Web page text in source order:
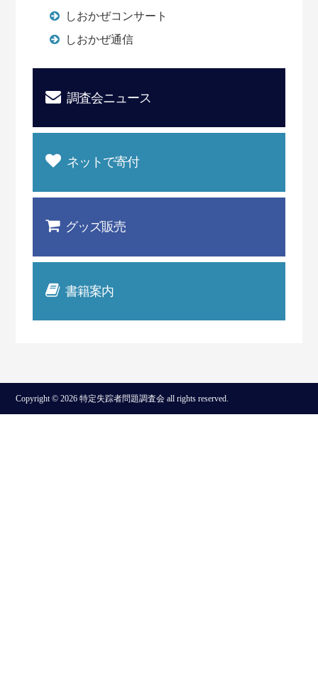
しおかぜコンサート
しおかぜ通信
調査会ニュース
ネットで寄付
グッズ販売
書籍案内
Copyright © 2026 特定失踪者問題調査会 all rights reserved.